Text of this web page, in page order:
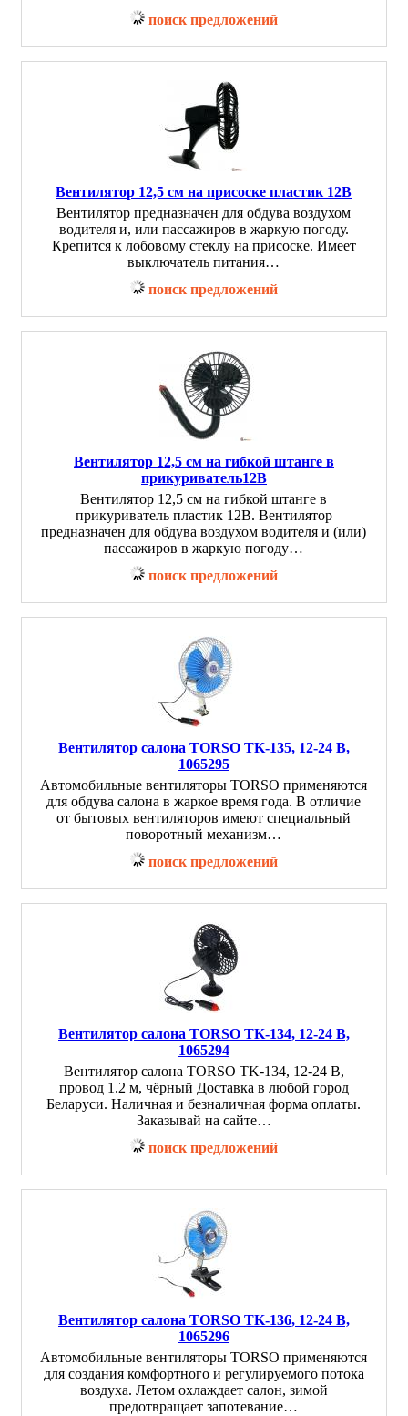
поиск предложений
Вентилятор 12,5 см на присоске пластик 12В
Вентилятор предназначен для обдува воздухом
водителя и, или пассажиров в жаркую погоду.
Крепится к лобовому стеклу на присоске. Имеет
выключатель питания…
поиск предложений
Вентилятор 12,5 см на гибкой штанге в
прикуриватель12В
Вентилятор 12,5 см на гибкой штанге в
прикуриватель пластик 12В. Вентилятор
предназначен для обдува воздухом водителя и (или)
пассажиров в жаркую погоду…
поиск предложений
Вентилятор салона TORSO TK-135, 12-24 В,
1065295
Автомобильные вентиляторы TORSO применяются
для обдува салона в жаркое время года. В отличие
от бытовых вентиляторов имеют специальный
поворотный механизм…
поиск предложений
Вентилятор салона TORSO TK-134, 12-24 В,
1065294
Вентилятор салона TORSO TK-134, 12-24 В,
провод 1.2 м, чёрный Доставка в любой город
Беларуси. Наличная и безналичная форма оплаты.
Заказывай на сайте…
поиск предложений
Вентилятор салона TORSO TK-136, 12-24 В,
1065296
Автомобильные вентиляторы TORSO применяются
для создания комфортного и регулируемого потока
воздуха. Летом охлаждает салон, зимой
предотвращает запотевание…